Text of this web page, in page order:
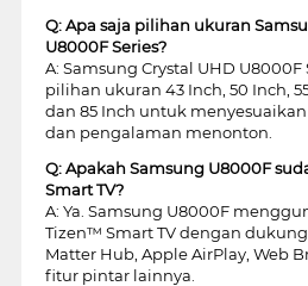
Q: Apa saja pilihan ukuran
U8000F Series?
A: Samsung Crystal UHD
pilihan ukuran 43 Inch, 50 Inch,
dan 85 Inch untuk
dan pengalaman menonton.
Q: Apakah Samsung U8000F
Smart TV?
A: Ya. Samsung U8000F
Tizen™ Smart TV dengan
Matter Hub, Apple AirPlay, Web
fitur pintar lainnya.